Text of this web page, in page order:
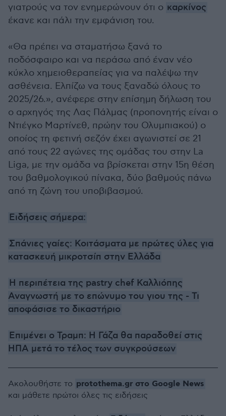
γιατρούς να τον ενημερώνουν ότι ο καρκίνος
έκανε και πάλι την εμφάνιση του.
«Θα πρέπει να σταματήσω ξανά το
ποδόσφαιρο και να περάσω από έναν νέο
κύκλο χημειοθεραπείας για να παλέψω την
ασθένεια. Ελπίζω να τους ξαναδώ όλους το
2025/26.», ανέφερε στην επίσημη δήλωση του
ο αρχηγός της Λας Πάλμας (προπονητής είναι ο
Ντιέγκο Μαρτίνεθ, πρώην του Ολυμπιακού) ο
οποίος τη φετινή σεζόν έχει αγωνιστεί σε 21
από τους 22 αγώνες της ομάδας του στην La
Liga, με την ομάδα να βρίσκεται στην 15η θέση
του βαθμολογικού πίνακα, δύο βαθμούς πάνω
από τη ζώνη του υποβιβασμού.
Ειδήσεις σήμερα:
Σπάνιες γαίες: Κοιτάσματα με πρώτες ύλες για
κατασκευή μικροτσίπ στην Ελλάδα
Η περιπέτεια της pastry chef Καλλιόπης
Αναγνωστή με το επώνυμο του γιου της - Τι
αποφάσισε το δικαστήριο
Επιμένει ο Τραμπ: Η Γάζα θα παραδοθεί στις
ΗΠΑ μετά το τέλος των συγκρούσεων
Ακολουθήστε το protothema.gr στο Google News
και μάθετε πρώτοι όλες τις ειδήσεις